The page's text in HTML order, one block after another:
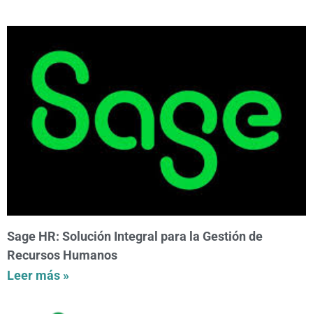
Sage HR: Solución Integral para la Gestión de
Recursos Humanos
Leer más »